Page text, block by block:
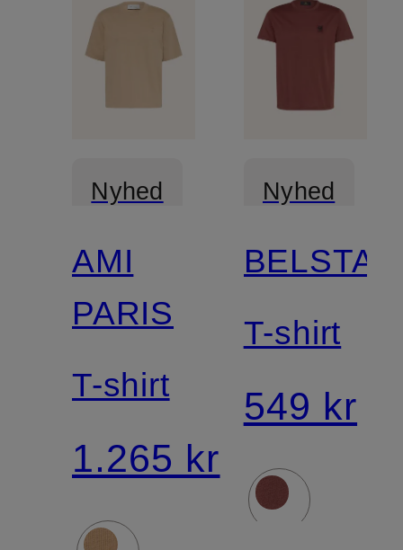
Nyhed
Certificeret
AMI
PARIS
T-shirt
1.265 kr
Nyhed
T-shirt
549 kr